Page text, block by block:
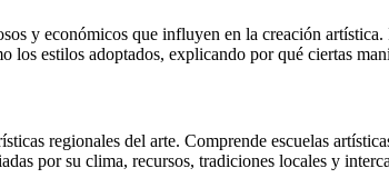
y económicos que influyen en la creación
los estilos adoptados, explicando por qué ciertas
regionales del arte. Comprende escuelas
por su clima, recursos, tradiciones locales y